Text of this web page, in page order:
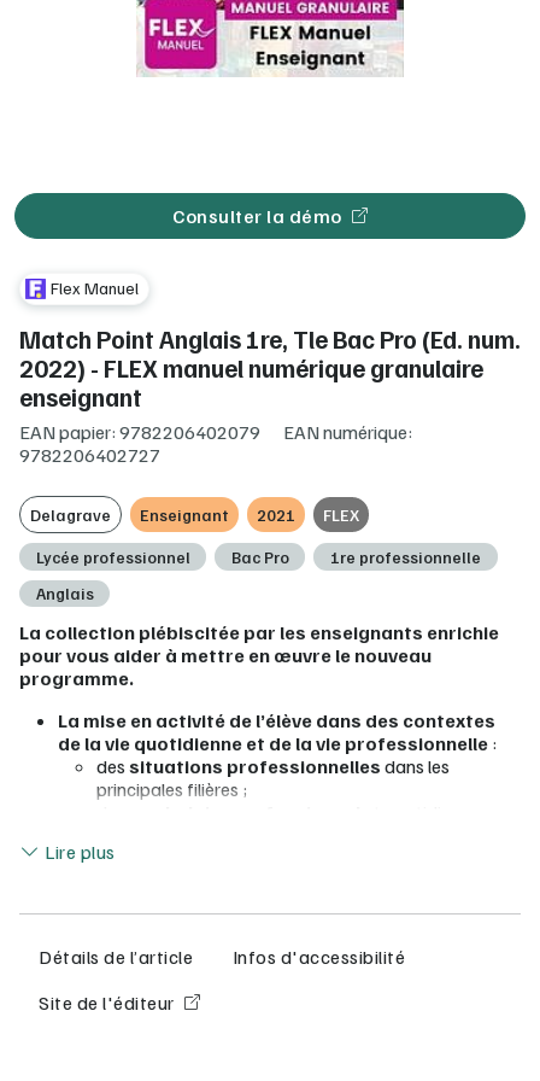
Consulter la démo
Flex Manuel
Match Point Anglais 1re, Tle Bac Pro (Ed. num.
2022) - FLEX manuel numérique granulaire
enseignant
EAN papier: 9782206402079
EAN numérique:
9782206402727
Delagrave Enseignant 2021 FLEX
Lycée professionnel Bac Pro
1re professionnelle
Anglais
La collection plébiscitée par les enseignants enrichie
pour vous aider à mettre en œuvre le nouveau
programme.
La mise en activité de l’élève dans des contextes
de la vie quotidienne et de la vie professionnelle :
des situations professionnelles dans les
principales filières ;
anglophones) ;
FLEX manuel numérique granulaire nouvelle génération
Toutes les fonctionnalités du manuel numérique et bien plus
Lire plus
Détails de l’article
Infos d'accessibilité
Site de l'éditeur